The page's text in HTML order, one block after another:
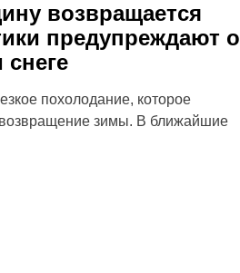
возвращается
предупреждают о
снеге
похолодание, которое
зимы. В ближайшие